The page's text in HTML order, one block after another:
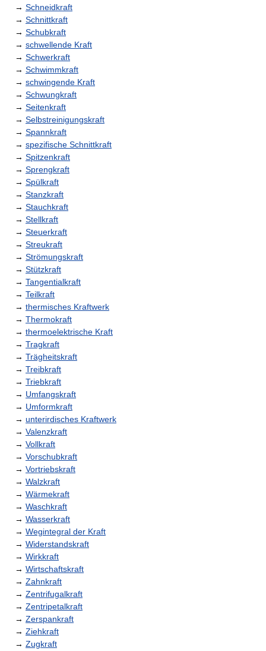
→ Schneidkraft
→ Schnittkraft
→ Schubkraft
→ schwellende Kraft
→ Schwerkraft
→ Schwimmkraft
→ schwingende Kraft
→ Schwungkraft
→ Seitenkraft
→ Selbstreinigungskraft
→ Spannkraft
→ spezifische Schnittkraft
→ Spitzenkraft
→ Sprengkraft
→ Spülkraft
→ Stanzkraft
→ Stauchkraft
→ Stellkraft
→ Steuerkraft
→ Streukraft
→ Strömungskraft
→ Stützkraft
→ Tangentialkraft
→ Teilkraft
→ thermisches Kraftwerk
→ Thermokraft
→ thermoelektrische Kraft
→ Tragkraft
→ Trägheitskraft
→ Treibkraft
→ Triebkraft
→ Umfangskraft
→ Umformkraft
→ unterirdisches Kraftwerk
→ Valenzkraft
→ Vollkraft
→ Vorschubkraft
→ Vortriebskraft
→ Walzkraft
→ Wärmekraft
→ Waschkraft
→ Wasserkraft
→ Wegintegral der Kraft
→ Widerstandskraft
→ Wirkkraft
→ Wirtschaftskraft
→ Zahnkraft
→ Zentrifugalkraft
→ Zentripetalkraft
→ Zerspankraft
→ Ziehkraft
→ Zugkraft